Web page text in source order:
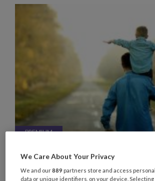
Een opdracht voor het
werk – Betrokken
We Care About Your Privacy
We and our889 partners store and access
data or unique identifiers, on your device. Selecting